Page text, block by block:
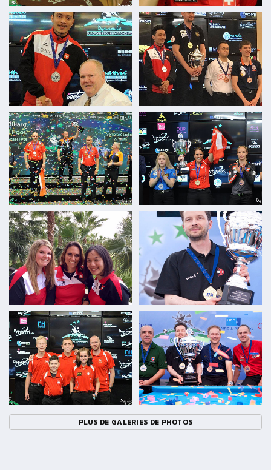
PLUS DE GALERIES DE PHOTOS